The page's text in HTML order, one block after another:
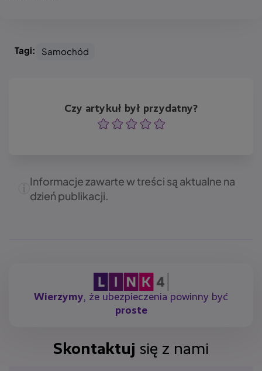
Tagi: Samochód
Czy artykuł był przydatny?
OcenaOcenaOcena
OcenaOcena
Informacje zawarte w treści są aktualne na
dzień publikacji.
Wierzymy, że ubezpieczenia powinny być
proste
Skontaktuj się z nami